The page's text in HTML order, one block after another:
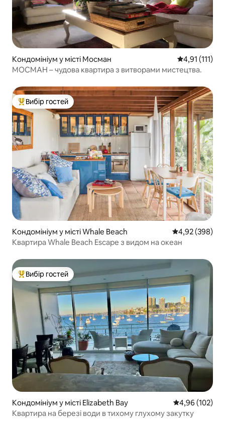
Кондомініум у місті Мосман Середня
4,91 (111)
МОСМАН – чудова квартира з витворами мистецтва.
Топ вибір гостей
Вибір гостей
Кондомініум у місті Whale Beach Середня
4,92 (398)
Квартира Whale Beach Escape з видом на океан
Топ вибір гостей
Вибір гостей
Кондомініум у місті Elizabeth Bay Середня
4,96 (102)
Квартира на березі води в тихому глухому закутку